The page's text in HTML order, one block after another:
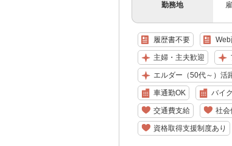
勤務地
履歴書不要 Web
主婦・主夫歓迎
エルダー（50代～）活
車通勤OK バイ
交通費支給 社会
資格取得支援制度あり